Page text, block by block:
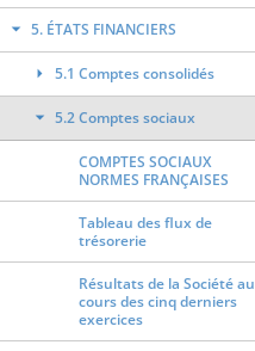
5. ÉTATS FINANCIERS
5.1 Comptes consolidés
5.2 Comptes sociaux
COMPTES SOCIAUX
NORMES FRANÇAISES
Tableau des flux de
trésorerie
Résultats de la Société au
cours des cinq derniers
exercices